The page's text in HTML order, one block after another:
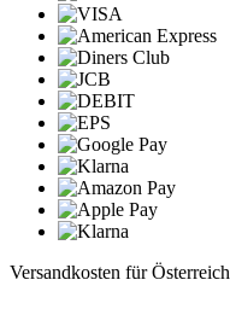
Versandkosten für Österreich